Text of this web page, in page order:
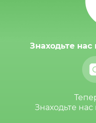
Знаходьте нас
Знаходьте